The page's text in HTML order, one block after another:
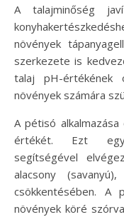
A talajminőség
növények
szerkezete is
talaj pH-értékének
növények számára
A pétisó
értékét. Ezt
segítségével
alacsony
csökkentésében.
növények köré